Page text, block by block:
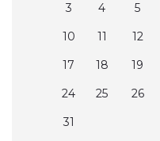
3
4 5
10
11 12
17
18 19
24
25 26
31